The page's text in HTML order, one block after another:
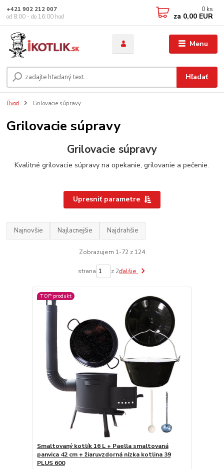
Menu
Hľadať
+421 902 212 007
od 8:00 - do 16:00 hod
0 ks
za 0,00 EUR
Úvod Grilovacie súpravy
Grilovacie súpravy
Grilovacie súpravy
Kvalitné grilovacie súpravy na opekanie, grilovanie a pečenie.
Upresniť parametre
Najnovšie Najlacnejšie Najdrahšie
Zobrazujem 1-72 z 124
strana z 2ďalšie
TOP produkt
Smaltovaný kotlík 16 L + Paella smaltovaná
panvica 42 cm + žiaruvzdorná nízka kotlina 39
PLUS 600